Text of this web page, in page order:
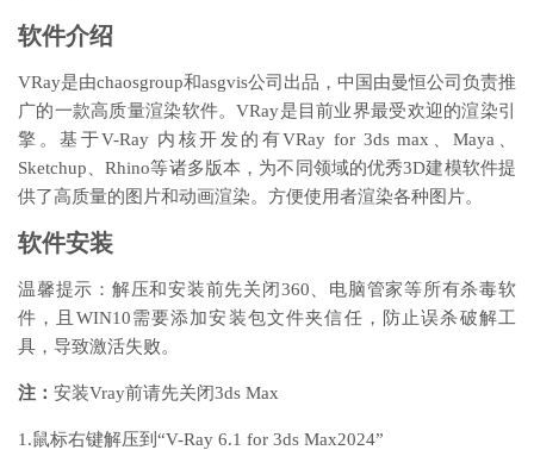
软件介绍
VRay是由chaosgroup和asgvis公司出品，中国由曼恒公司负责推
广的一款高质量渲染软件。VRay是目前业界最受欢迎的渲染引
擎。基于V-Ray 内核开发的有VRay for 3ds max、Maya、
Sketchup、Rhino等诸多版本，为不同领域的优秀3D建模软件提
供了高质量的图片和动画渲染。方便使用者渲染各种图片。
软件安装
温馨提示：解压和安装前先关闭360、电脑管家等所有杀毒软
件，且WIN10需要添加安装包文件夹信任，防止误杀破解工
具，导致激活失败。
注： 安装Vray前请先关闭3ds Max
1.鼠标右键解压到“V-Ray 6.1 for 3ds Max2024”